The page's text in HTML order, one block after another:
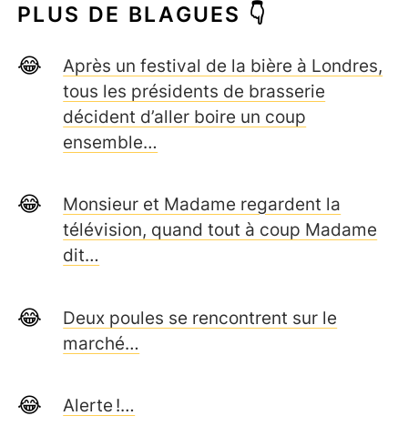
PLUS DE BLAGUES 👇
Après un festival de la bière à Londres,
tous les présidents de brasserie
décident d’aller boire un coup
ensemble…
Monsieur et Madame regardent la
télévision, quand tout à coup Madame
dit…
Deux poules se rencontrent sur le
marché…
Alerte !…